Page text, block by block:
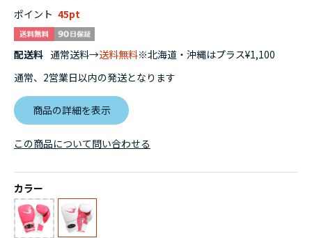
ポイント 45
配送料 通常送料→送料無料※北海道・沖縄はプラス¥1,100
通常、2営業日以内の発送となります
商品の詳細を表示
カラー
この商品について問い合わせる